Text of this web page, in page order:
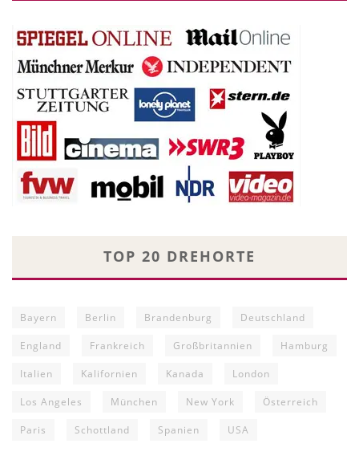
TOP 20 DREHORTE
Bayern Berlin Brandenburg Deutschland
England Frankreich Großbritannien Hamburg
Italien Kalifornien Kanada London
Los Angeles München New York Österreich
Paris Schottland Spanien USA